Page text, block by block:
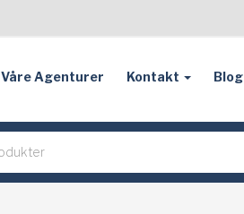
Våre Agenturer Kontakt Blog